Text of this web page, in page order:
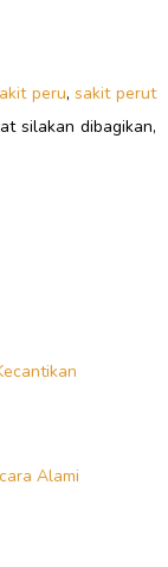
peru,sakit perut
silakan dibagikan,
Alami